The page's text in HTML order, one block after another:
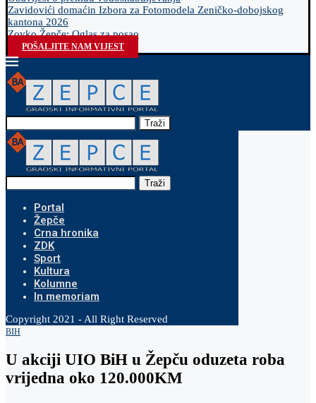
Zavidovići domaćin Izbora za Fotomodela Zeničko-dobojskog
kantona 2026
Zovko Žepče: Oglas za posao
POŠALJITE NAM VIJEST
Traži
Traži
Portal
Žepče
Crna hronika
ZDK
Sport
Kultura
Kolumne
In memoriam
Copyright 2021 - All Right Reserved
BIH
U akciji UIO BiH u Žepču oduzeta roba
vrijedna oko 120.000KM